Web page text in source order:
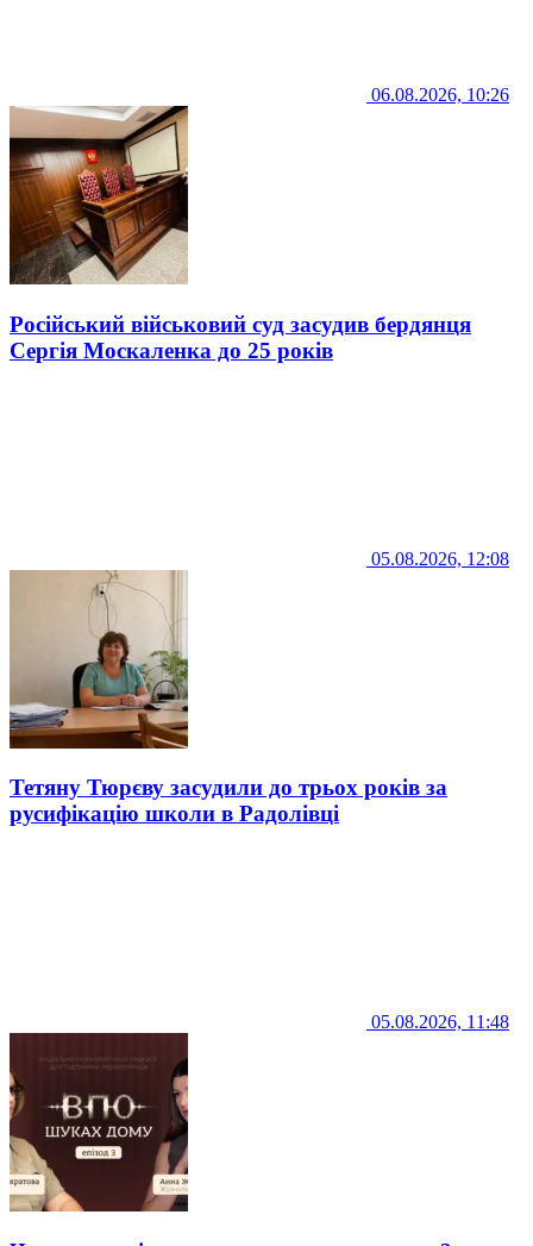
06.08.2026, 10:26
Російський військовий суд засудив бердянця
Сергія Москаленка до 25 років
05.08.2026, 12:08
Тетяну Тюрєву засудили до трьох років за
русифікацію школи в Радолівці
05.08.2026, 11:48